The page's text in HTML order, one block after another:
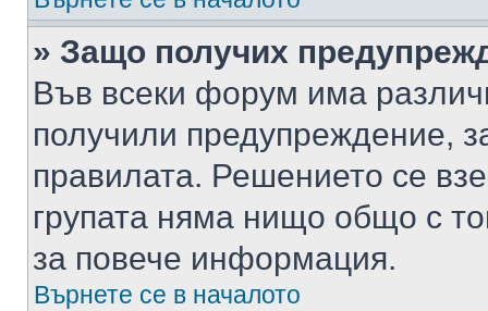
» Защо получих
Във всеки форум има
получили предупреждение,
правилата. Решението се
групата няма нищо общо с
за повече информация.
Върнете се в началото